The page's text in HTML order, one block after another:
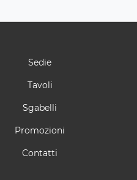
Sedie
Tavoli
Sgabelli
Promozioni
Contatti